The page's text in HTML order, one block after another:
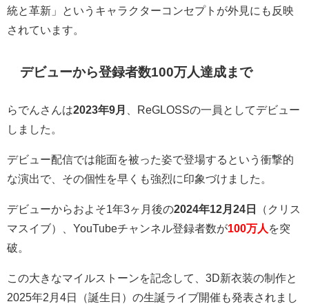
統と革新」というキャラクターコンセプトが外見にも反映
されています。
デビューから登録者数100万人達成まで
らでんさんは2023年9月
、ReGLOSSの一員としてデビュー
しました。
デビュー配信では能面を被った姿で登場するという衝撃的
な演出で、その個性を早くも強烈に印象づけました。
デビューからおよそ1年3ヶ月後の2024年12月24日
（クリス
マスイブ）、YouTubeチャンネル登録者数が100万人 を突
破。
この大きなマイルストーンを記念して、3D新衣装の制作と
2025年2月4日（誕生日）の生誕ライブ開催も発表されまし